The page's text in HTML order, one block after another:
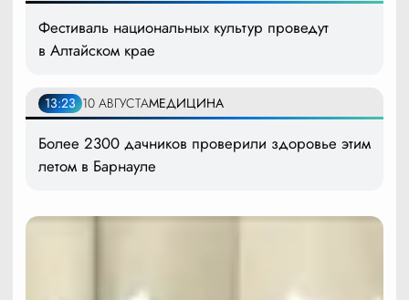
Фестиваль национальных культур проведут
в Алтайском крае
13:23 10 АВГУСТАМЕДИЦИНА
Более 2300 дачников проверили здоровье этим
летом в Барнауле